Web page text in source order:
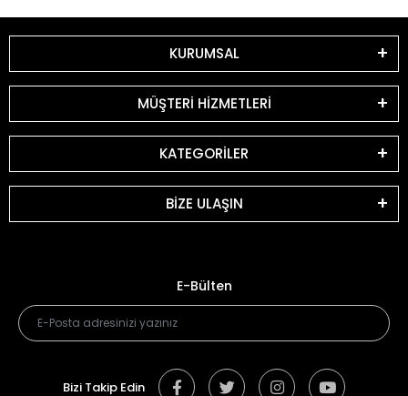
KURUMSAL
MÜŞTERİ HİZMETLERİ
KATEGORİLER
BİZE ULAŞIN
E-Bülten
Bizi Takip Edin